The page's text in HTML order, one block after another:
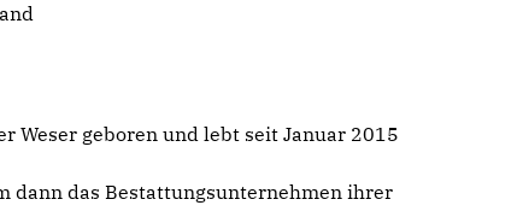
Weser geboren und lebt seit Januar 2015
dann das Bestattungsunternehmen ihrer